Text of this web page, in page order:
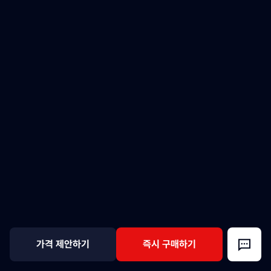
가격 제안하기 즉시 구매하기